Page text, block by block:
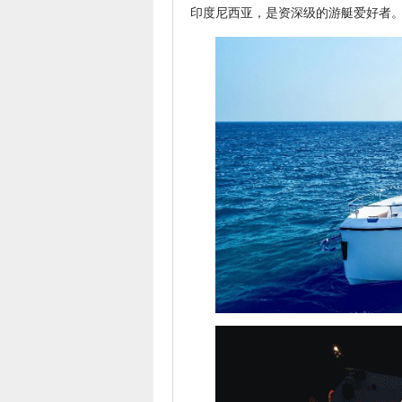
印度尼西亚，是资深级的游艇爱好者